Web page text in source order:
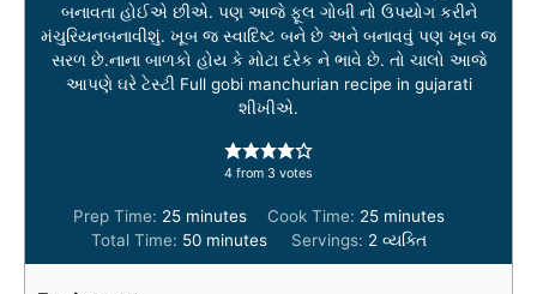
બનાવતા હોઈએ છીએ. પણ આજે ફૂલ ગોબી નો ઉપયોગ કરીને
મંચુરિયનબનાવીશું. ખૂબ જ સ્વાદિષ્ટ બને છે અને બનાવવું પણ ખૂબ જ
સરળ છે.નાના બાળકો હોય કે મોટા દરેક ને ભાવે છે. તો ચાલો આજે
આપણે ઘરે ટેસ્ટી Full gobi manchurian recipe in gujarati
શીખીએ.
4 from 3 votes
Prep Time: 25m
i
n
minutes Cook Time: 25m
n
minutes
Total Time: 50m
i
minutes Servings: 2 વ્યક્તિ